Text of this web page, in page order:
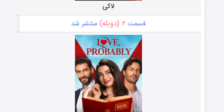
لاکی
قسمت ۲ (دوبله) منتشر شد